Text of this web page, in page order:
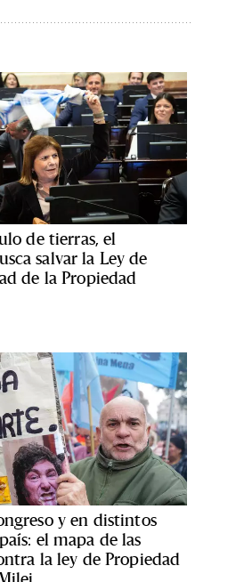
de tierras, el
salvar la Ley de
de la Propiedad
y en distintos
el mapa de las
la ley de Propiedad